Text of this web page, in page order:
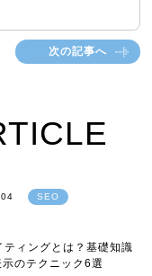
次の記事へ
SEO
ティングとは？基礎知識
示のテクニック6選